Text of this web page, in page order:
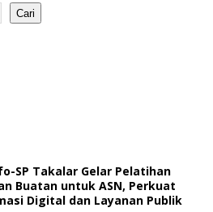
Cari
SP Takalar Gelar Pelatihan
Buatan untuk ASN, Perkuat
Digital dan Layanan Publik